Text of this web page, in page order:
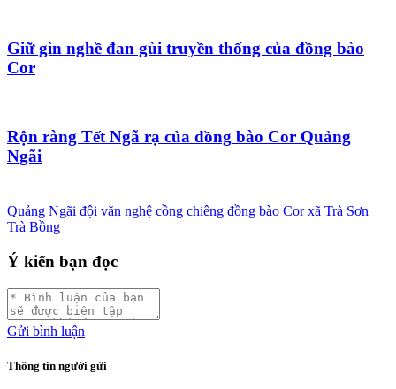
Giữ gìn nghề đan gùi truyền thống của đồng bào
Cor
Rộn ràng Tết Ngã rạ của đồng bào Cor Quảng
Ngãi
Quảng Ngãi đội văn nghệ cồng chiêng đồng bào Cor xã Trà Sơn
Trà Bồng
Ý kiến bạn đọc
Gửi bình luận
Thông tin người gửi